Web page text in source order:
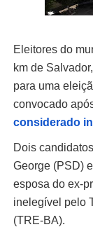
Eleitores do
km de
para uma
convocado
considerado
Dois
George (PSD)
esposa do ex-
inelegível pelo
(TRE-BA).